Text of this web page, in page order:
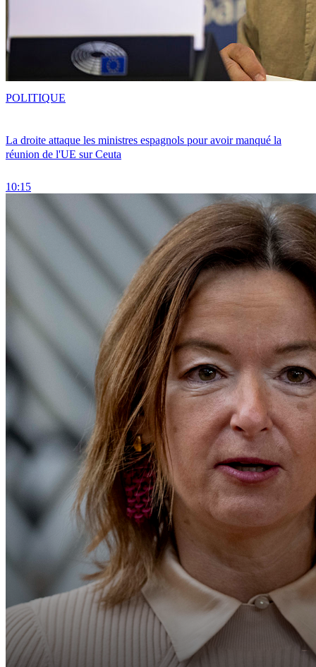
La droite attaque les ministres espagnols pour avoir manqué la
réunion de l'UE sur Ceuta
10:15
POLITIQUE